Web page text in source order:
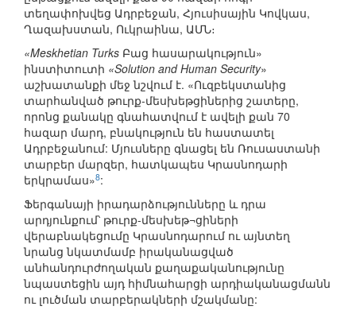
տեղափոխվեց Ադրբեջան, Հյուսիսային Կովկաս,
Ղազախստան, Ուկրաինա, ԱՄՆ։
«Meskhetian Turks Բաց հասարակություն»
ինստիտուտի «Solution and Human Security»
աշխատանքի մեջ նշվում է. «Ուզբեկստանից
տարհանված թուրք-մեսխեթցիներից շատերը,
որոնց քանակը գնահատվում է ավելի քան 70
հազար մարդ, բնակություն են հաստատել
Ադրբեջանում: Մյուսները գնացել են Ռուսաստանի
տարբեր մարզեր, հատկապես Կրասնոդարի
երկրամաս»8:
Ֆերգանայի իրադարձությունները և դրա
արդյունքում՝ թուրք-մեսխեթ¬ցիների
վերաբնակեցումը Կրասնոդարում ու այնտեղ
նրանց նկատմամբ իրականացված
անհանդուրժողական քաղաքականությունը
նպաստեցին այդ հիմնահարցի արդիականացմանն
ու լուծման տարբերակների մշակմանը: